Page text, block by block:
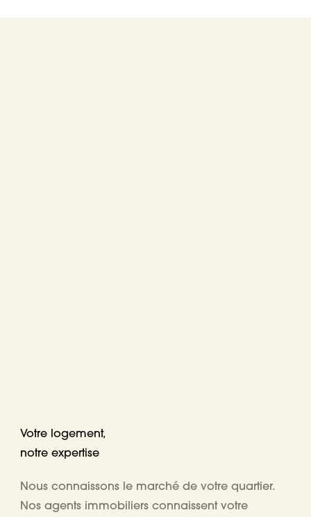
Votre logement,
notre expertise
Nous connaissons le marché de votre quartier.
Nos agents immobiliers connaissent votre